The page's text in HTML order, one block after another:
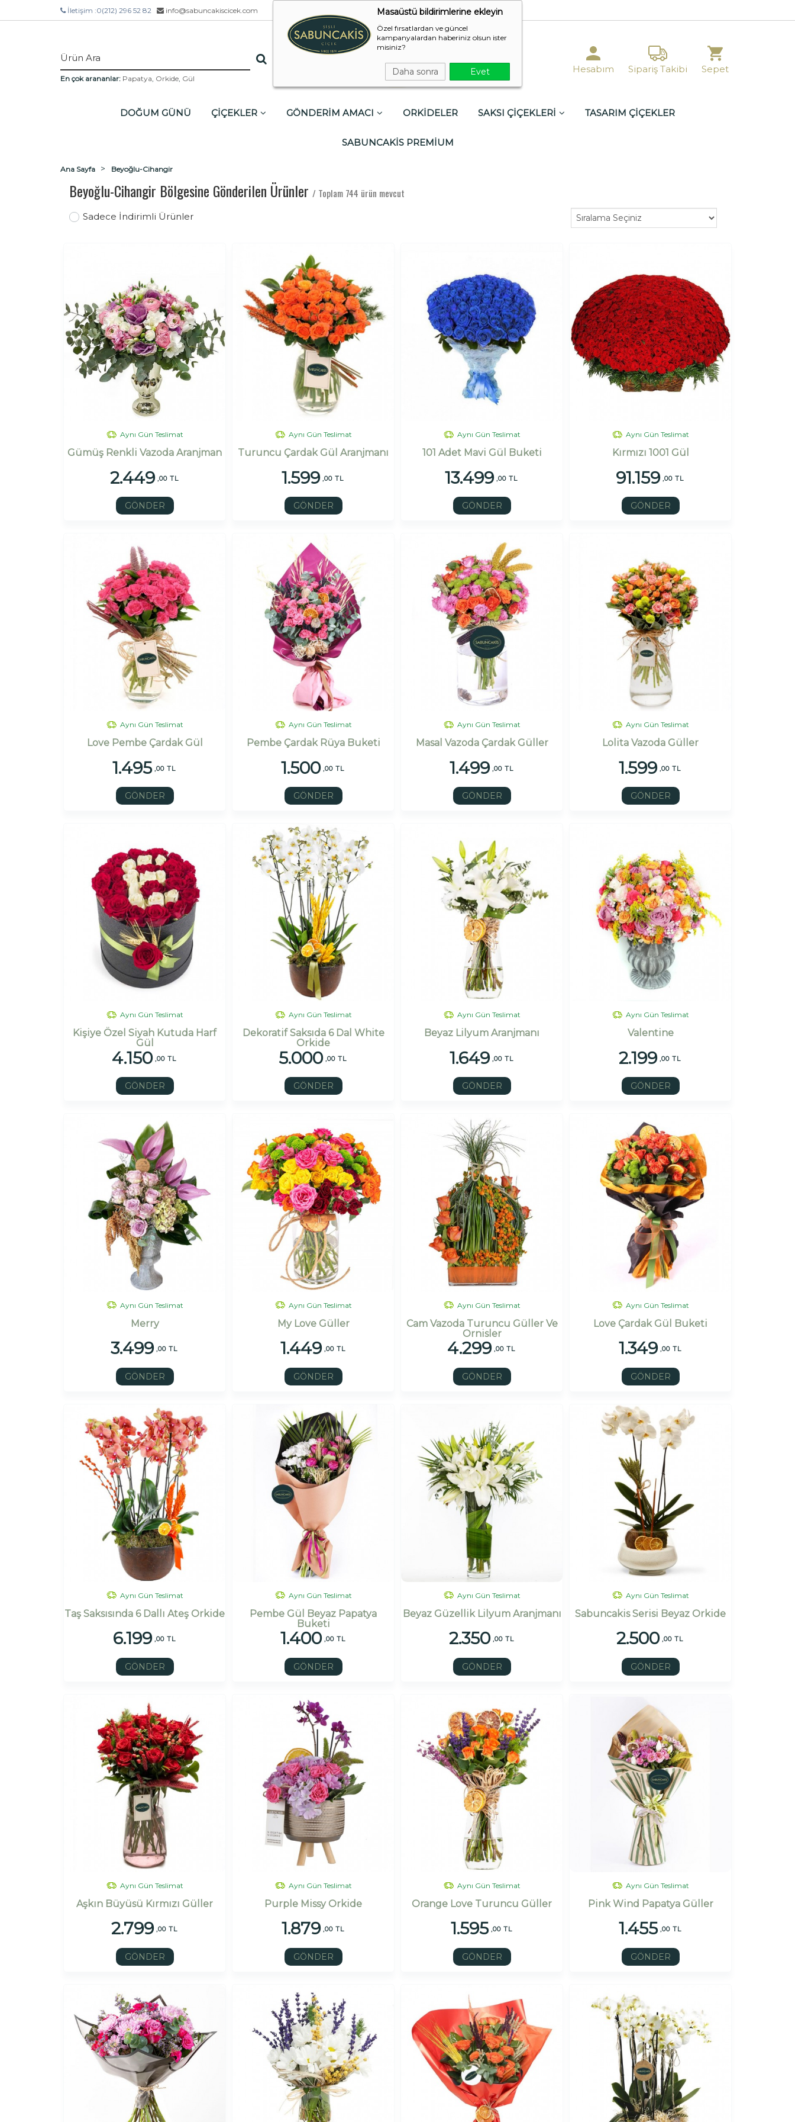
Masaüstü bildirimlerine ekleyin
Özel fırsatlardan ve güncel
kampanyalardan haberiniz olsun ister
misiniz?
Daha sonra Evet
İletişim :0(212) 296 52 82 info@sabuncakiscicek.com
En çok arananlar: Papatya, Orkide, Gül
Hesabım Sipariş Takibi Sepet
DOĞUM GÜNÜ ÇİÇEKLER GÖNDERİM AMACI ORKİDELER SAKSI ÇİÇEKLERİ TASARIM ÇİÇEKLER
SABUNCAKİS PREMİUM
Ana Sayfa Beyoğlu-Cihangir
Beyoğlu-Cihangir Bölgesine Gönderilen Ürünler / Toplam 744 ürün mevcut
Sadece İndirimli Ürünler
Aynı Gün Teslimat
Gümüş Renkli Vazoda Aranjman
2.449 ,00 TL
GÖNDER
Aynı Gün Teslimat
Turuncu Çardak Gül Aranjmanı
1.599 ,00 TL
GÖNDER
Aynı Gün Teslimat
101 Adet Mavi Gül Buketi
13.499 ,00 TL
GÖNDER
Aynı Gün Teslimat
Kırmızı 1001 Gül
91.159 ,00 TL
GÖNDER
Aynı Gün Teslimat
Love Pembe Çardak Gül
1.495 ,00 TL
GÖNDER
Aynı Gün Teslimat
Pembe Çardak Rüya Buketi
1.500 ,00 TL
GÖNDER
Aynı Gün Teslimat
Masal Vazoda Çardak Güller
1.499 ,00 TL
GÖNDER
Aynı Gün Teslimat
Lolita Vazoda Güller
1.599 ,00 TL
GÖNDER
Aynı Gün Teslimat
Kişiye Özel Siyah Kutuda Harf
Gül
4.150 ,00 TL
GÖNDER
Aynı Gün Teslimat
Dekoratif Saksıda 6 Dal White
Orkide
5.000 ,00 TL
GÖNDER
Aynı Gün Teslimat
Beyaz Lilyum Aranjmanı
1.649 ,00 TL
GÖNDER
Aynı Gün Teslimat
Valentine
2.199 ,00 TL
GÖNDER
Aynı Gün Teslimat
Merry
3.499 ,00 TL
GÖNDER
Aynı Gün Teslimat
My Love Güller
1.449 ,00 TL
GÖNDER
Aynı Gün Teslimat
Cam Vazoda Turuncu Güller Ve
Ornisler
4.299 ,00 TL
GÖNDER
Aynı Gün Teslimat
Love Çardak Gül Buketi
1.349 ,00 TL
GÖNDER
Aynı Gün Teslimat
Taş Saksısında 6 Dallı Ateş Orkide
6.199 ,00 TL
GÖNDER
Aynı Gün Teslimat
Pembe Gül Beyaz Papatya
Buketi
1.400 ,00 TL
GÖNDER
Aynı Gün Teslimat
Beyaz Güzellik Lilyum Aranjmanı
2.350 ,00 TL
GÖNDER
Aynı Gün Teslimat
Sabuncakis Serisi Beyaz Orkide
2.500 ,00 TL
GÖNDER
Aynı Gün Teslimat
Aşkın Büyüsü Kırmızı Güller
2.799 ,00 TL
GÖNDER
Aynı Gün Teslimat
Purple Missy Orkide
1.879 ,00 TL
GÖNDER
Aynı Gün Teslimat
Orange Love Turuncu Güller
1.595 ,00 TL
GÖNDER
Aynı Gün Teslimat
Pink Wind Papatya Güller
1.455 ,00 TL
GÖNDER